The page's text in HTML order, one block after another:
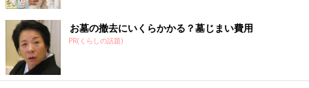
お墓の撤去にいくらかかる？墓じまい費用
PR(くらしの話題)